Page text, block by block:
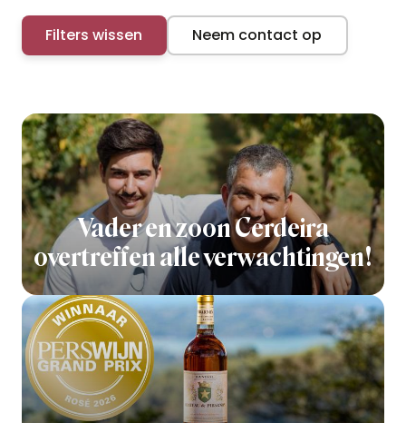
Filters wissen Neem contact op
Vader en zoon Cerdeira
overtreffen alle verwachtingen!